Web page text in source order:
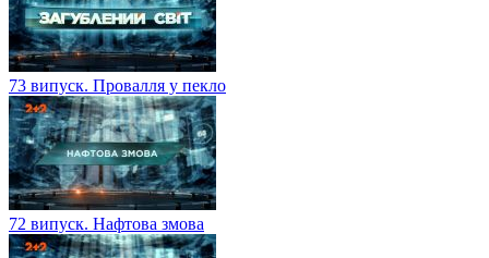
73 випуск. Провалля у пекло
72 випуск. Нафтова змова